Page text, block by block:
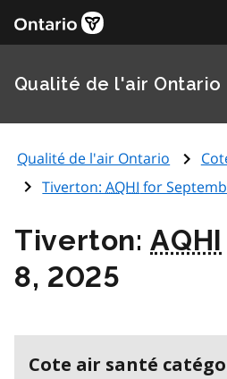
Qualité de l'air Ontario
Qualité de l'air Ontario
Tiverton:AQHI for
Tiverton:AQHI
8, 2025
Cote air santé